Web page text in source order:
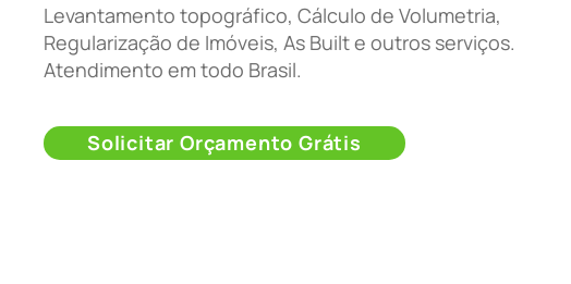
Levantamento topográfico, Cálculo de Volumetria,
Regularização de Imóveis, As Built e outros serviços.
Atendimento em todo Brasil.
Solicitar Orçamento Grátis